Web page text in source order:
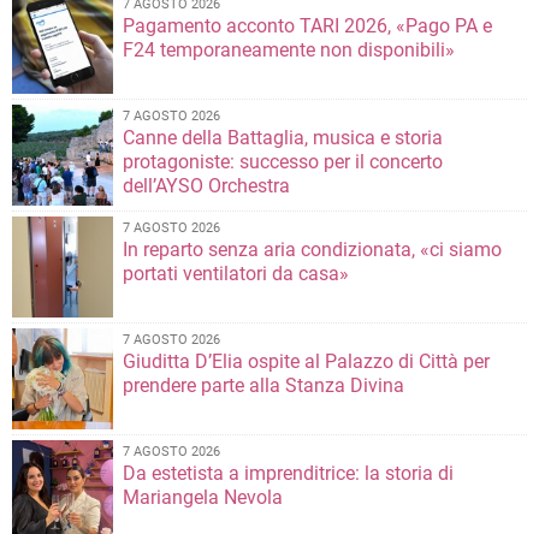
7 AGOSTO 2026
Pagamento acconto TARI 2026, «Pago PA e
F24 temporaneamente non disponibili»
7 AGOSTO 2026
Canne della Battaglia, musica e storia
protagoniste: successo per il concerto
dell’AYSO Orchestra
7 AGOSTO 2026
In reparto senza aria condizionata, «ci siamo
portati ventilatori da casa»
7 AGOSTO 2026
Giuditta D’Elia ospite al Palazzo di Città per
prendere parte alla Stanza Divina
7 AGOSTO 2026
Da estetista a imprenditrice: la storia di
Mariangela Nevola